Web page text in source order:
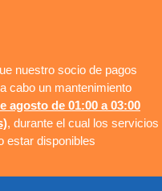
nuestro socio de pagos
cabo un mantenimiento
agosto de 01:00 a 03:00
, durante el cual los servicios
estar disponibles